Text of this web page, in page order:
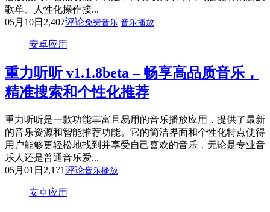
歌单、人性化操作接...
05月10日 2,407评论免费音乐 音乐播放
安卓应用
重力听听 v1.1.8beta – 畅享高品质音乐，
精准搜索和个性化推荐
重力听听是一款功能丰富且易用的音乐播放应用，提供了最新
的音乐资源和智能推荐功能。它的简洁界面和个性化特点使得
用户能够更轻松地找到并享受自己喜欢的音乐，无论是专业音
乐人还是普通音乐爱...
05月01日 2,171评论音乐播放
安卓应用